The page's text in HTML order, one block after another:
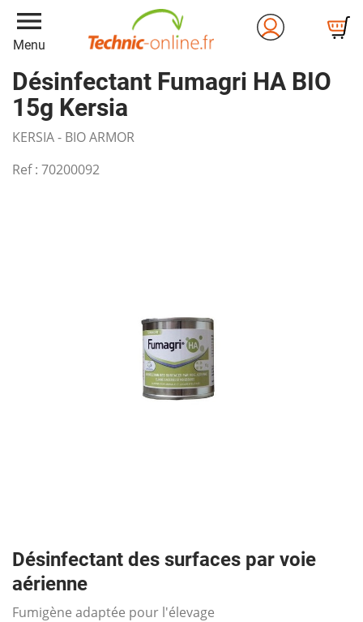
menu
Menu
Désinfectant Fumagri HA BIO
15g Kersia
KERSIA - BIO ARMOR
Ref : 70200092
Désinfectant des surfaces par voie
aérienne
Fumigène adaptée pour l'élevage